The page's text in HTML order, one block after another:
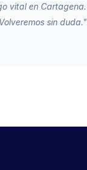
vital en Cartagena.
sin duda."